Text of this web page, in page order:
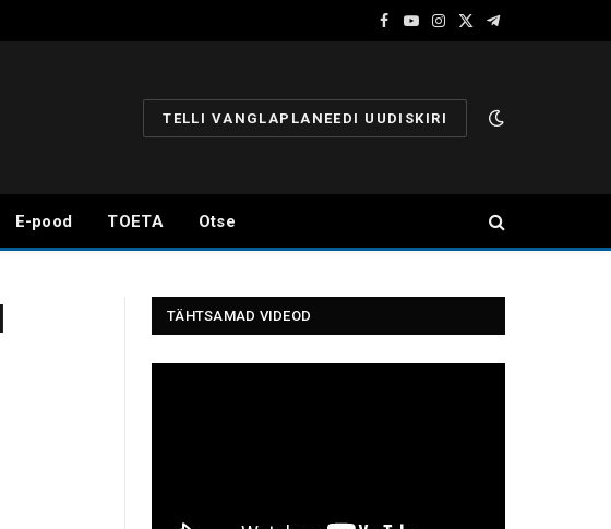
Facebook
YouTube
Instagram
X
Telegram
TELLI VANGLAPLANEEDI UUDISKIRI
E-pood TOETA Otse
TÄHTSAMAD VIDEOD